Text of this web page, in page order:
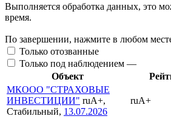
Выполняется обработка данных, это
время.
По завершении, нажмите в любом
Только отозванные
Только под наблюдением —
Объект
МКООО "СТРАХОВЫЕ
ИНВЕСТИЦИИ" ruA+,
Стабильный, 13.07.2026
ruA+